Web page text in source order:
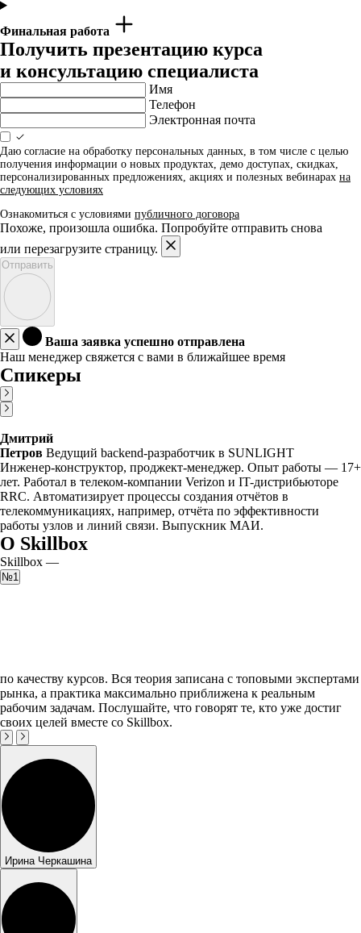
Финальная работа
Получить презентацию курса
и консультацию специалиста
Имя
Телефон
Электронная почта
Даю согласие на обработку персональных данных, в том числе с целью
получения информации о новых продуктах, демо доступах, скидках,
персонализированных предложениях, акциях и полезных вебинарах на
следующих условиях
Ознакомиться с условиями публичного договора
Похоже, произошла ошибка. Попробуйте отправить снова
или перезагрузите страницу.
Отправить
Ваша заявка успешно отправлена
Наш менеджер свяжется с вами в ближайшее время
Спикеры
Дмитрий
Петров Ведущий backend-разработчик в SUNLIGHT
Инженер-конструктор, проджект-менеджер. Опыт работы — 17+
лет. Работал в телеком-компании Verizon и IT-дистрибьюторе
RRC. Автоматизирует процессы создания отчётов в
телекоммуникациях, например, отчёта по эффективности
работы узлов и линий связи. Выпускник МАИ.
О Skillbox
Skillbox —
№1
по качеству курсов. Вся теория записана с топовыми экспертами
рынка, а практика максимально приближена к реальным
рабочим задачам. Послушайте, что говорят те, кто уже достиг
своих целей вместе со Skillbox.
Ирина Черкашина